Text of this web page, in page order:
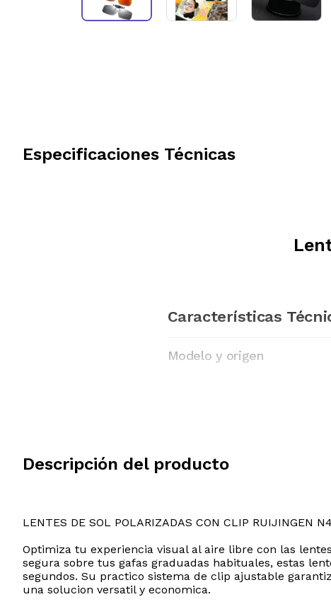
Especificaciones Técnicas
Características
Modelo y origen
Descripción del producto
LENTES DE SOL POLARIZADAS CON CLIP RUIJINGEN
Optimiza tu experiencia visual al aire libre con las
segura sobre tus gafas graduadas habituales, estas
segundos. Su practico sistema de clip ajustable
una solucion versatil y economica.